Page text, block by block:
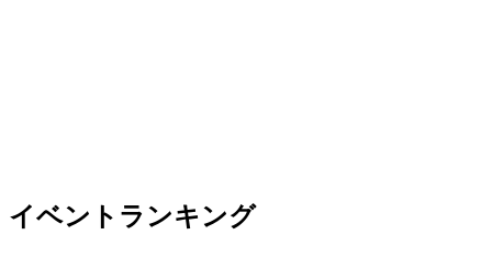
イベントランキング